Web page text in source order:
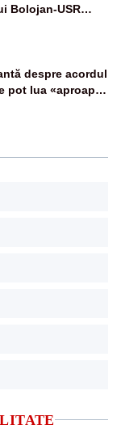
Bolojan-USR
despre acordul
pot lua «aproape